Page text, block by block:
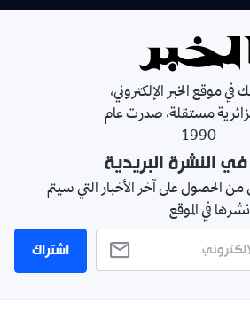
في موقع الخبر الإلكتروني،
مستقلة، صدرت عام
1990
النشرة البريدية
الحصول على آخر الأخبار التي سيتم
نشرها في الموقع
اشتراك